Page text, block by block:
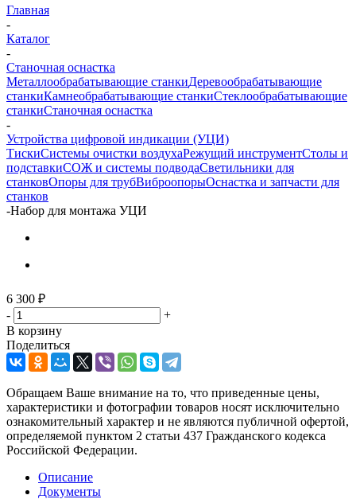
Главная
-
Каталог
-
Станочная оснастка
Металлообрабатывающие станкиДеревообрабатывающие
станкиКамнеобрабатывающие станкиСтеклообрабатывающие
станкиСтаночная оснастка
-
Устройства цифровой индикации (УЦИ)
ТискиСистемы очистки воздухаРежущий инструментСтолы и
подставкиСОЖ и системы подводаСветильники для
станковОпоры для трубВиброопорыОснастка и запчасти для
станков
-Набор для монтажа УЦИ
6 300 ₽
-
+
В корзину
Поделиться
Обращаем Ваше внимание на то, что приведенные цены,
характеристики и фотографии товаров носят исключительно
ознакомительный характер и не являются публичной офертой,
определяемой пунктом 2 статьи 437 Гражданского кодекса
Российской Федерации.
Описание
Документы